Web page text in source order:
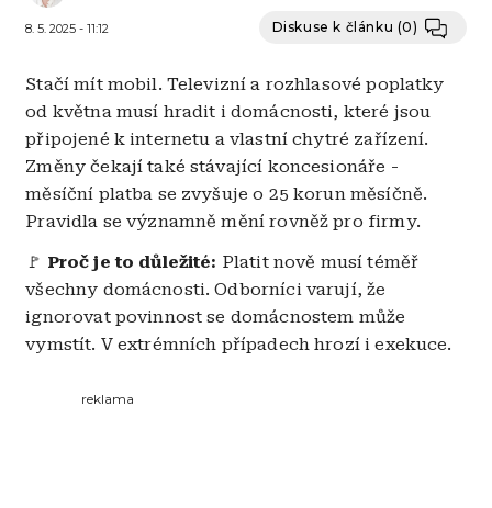
8. 5. 2025 - 11:12 Diskuse k článku (0)
Stačí mít mobil. Televizní a rozhlasové poplatky
od května musí hradit i domácnosti, které jsou
připojené k internetu a vlastní chytré zařízení.
Změny čekají také stávající koncesionáře -
měsíční platba se zvyšuje o 25 korun měsíčně.
Pravidla se významně mění rovněž pro firmy.
🚩 Proč je to důležité: Platit nově musí téměř
všechny domácnosti. Odborníci varují, že
ignorovat povinnost se domácnostem může
vymstít. V extrémních případech hrozí i exekuce.
reklama